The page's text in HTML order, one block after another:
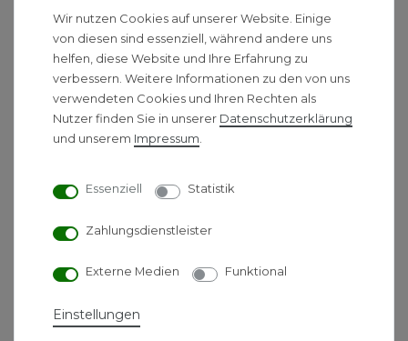
unterdimensionierten Anlagen.
Dämmzustand ignorieren– eine neue
Heizung kann ihre Effizienz nur entfalten,
wenn das Gebäude mitspielt.
Förderung zu spät beantragen–
Fördermittel müssen immer vor Beginn der
Maßnahme beantragt werden.
niedrige Investitionskosten können langfristig
Zukunftsfähigkeit unterschätzen
Anforderungen erfüllen.
Wer diese Fehler kennt und vermeidet, spart nicht
nur Geld, sondern erhöht auch die Lebensdauer und
Wir nutzen Cookies auf unserer Website. Einige
von diesen sind essenziell, während andere uns
helfen, diese Website und Ihre Erfahrung zu
verbessern. Weitere Informationen zu den von uns
verwendeten Cookies und Ihren Rechten als
Nutzer finden Sie in unserer Daten­schutz­erklärung
und unserem Impressum
Essenziell Statistik
Zahlungsdienstleister
Externe Medien Funktional
Einstellungen